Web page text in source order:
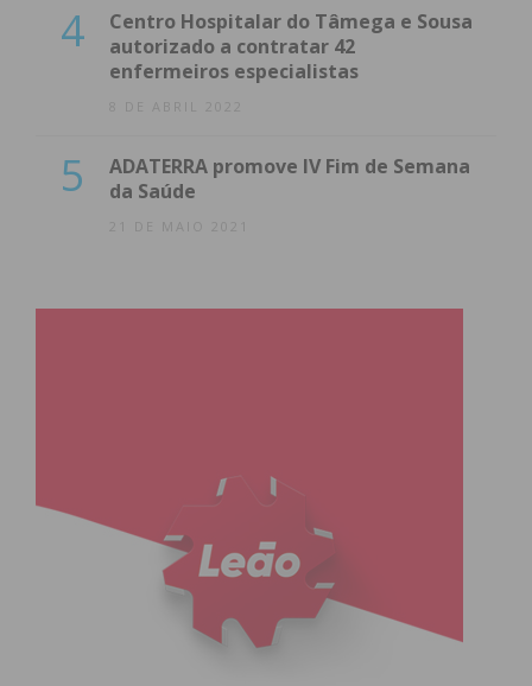
4
Centro Hospitalar do Tâmega e Sousa
autorizado a contratar 42
enfermeiros especialistas
8 DE ABRIL 2022
5
ADATERRA promove IV Fim de Semana
da Saúde
21 DE MAIO 2021